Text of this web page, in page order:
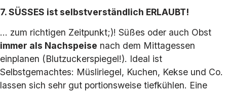
7. SÜSSES ist selbstverständlich ERLAUBT!
… zum richtigen Zeitpunkt;)! Süßes oder auch Obst
immer als Nachspeise nach dem Mittagessen
einplanen (Blutzuckerspiegel!). Ideal ist
Selbstgemachtes: Müsliriegel, Kuchen, Kekse und Co.
lassen sich sehr gut portionsweise tiefkühlen. Eine